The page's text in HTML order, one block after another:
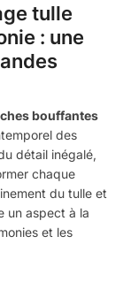
tulle
: une
bouffantes
des
détail inégalé,
chaque
du tulle et
un aspect à la
et les